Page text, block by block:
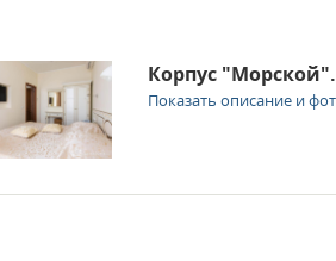
Корпус
Показать описание и